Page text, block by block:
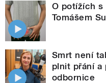
O potížích s
Tomášem
Smrt není
plnit přání a
odbornice